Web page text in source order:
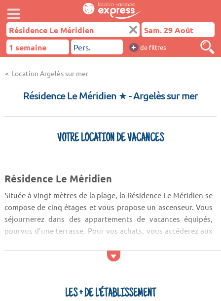
+ de filtres
Location Argelès sur mer
Résidence Le Méridien ★- Argelès sur mer
VOTRE LOCATION DE VACANCES
Résidence Le Méridien
Située à vingt mètres de la plage, la Résidence Le Méridien se
compose de cinq étages et vous propose un ascenseur. Vous
séjournerez dans des appartements de vacances équipés,
pourvus d’une terrasse. Pour vos achats, vous accéderez aux
est quant à lui situé à environ 600 mètres de la résidence.
LES + DE L'ÉTABLISSEMENT